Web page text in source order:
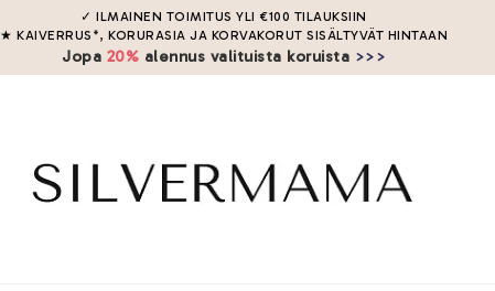
✓ ILMAINEN TOIMITUS YLI €100 TILAUKSIIN
★ KAIVERRUS*, KORURASIA JA KORVAKORUT SISÄLTYVÄT HINTAAN
Jopa 20% alennus valituista koruista >>>